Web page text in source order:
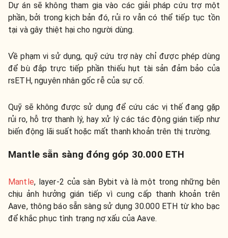
Dự án sẽ không tham gia vào các giải pháp cứu trợ một
phần, bởi trong kịch bản đó, rủi ro vẫn có thể tiếp tục tồn
tại và gây thiệt hại cho người dùng.
Về phạm vi sử dụng, quỹ cứu trợ này chỉ được phép dùng
để bù đắp trực tiếp phần thiếu hụt tài sản đảm bảo của
rsETH, nguyên nhân gốc rễ của sự cố.
Quỹ sẽ không được sử dụng để cứu các vị thế đang gặp
rủi ro, hỗ trợ thanh lý, hay xử lý các tác động gián tiếp như
biến động lãi suất hoặc mất thanh khoản trên thị trường.
Mantle sẵn sàng đóng góp 30.000 ETH
Mantle, layer-2 của sàn Bybit và là một trong những bên
chịu ảnh hưởng gián tiếp vì cung cấp thanh khoản trên
Aave, thông báo sẵn sàng sử dụng 30.000 ETH từ kho bạc
để khắc phục tình trạng nợ xấu của Aave.